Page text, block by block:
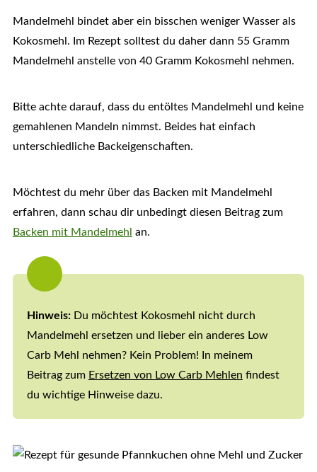
Mandelmehl bindet aber ein bisschen weniger Wasser als
Kokosmehl. Im Rezept solltest du daher dann 55 Gramm
Mandelmehl anstelle von 40 Gramm Kokosmehl nehmen.
Bitte achte darauf, dass du entöltes Mandelmehl und keine
gemahlenen Mandeln nimmst. Beides hat einfach
unterschiedliche Backeigenschaften.
Möchtest du mehr über das Backen mit Mandelmehl
erfahren, dann schau dir unbedingt diesen Beitrag zum
Backen mit Mandelmehl an.
Hinweis:Du möchtest Kokosmehl nicht durch
Mandelmehl ersetzen und lieber ein anderes Low
Carb Mehl nehmen? Kein Problem! In meinem
Beitrag zum Ersetzen von Low Carb Mehlen findest
du wichtige Hinweise dazu.